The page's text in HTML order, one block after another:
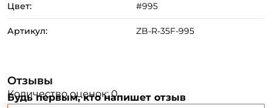
Цвет: #995
Артикул: ZB-R-35F-995
Отзывы
Количество оценок: 0
Будь первым, кто напишет отзыв